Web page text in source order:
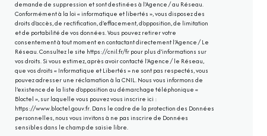
demande de suppression et sont destinées à l'Agence / au Réseau.
Conformément à la loi « informatique et libertés », vous disposez des
droits d’accès, de rectification, d’effacement, d’opposition, de limitation
et de portabilité de vos données. Vous pouvez retirer votre
consentement à tout moment en contactant directement l’Agence / Le
Réseau. Consultez le site https://cnil.fr/frpour plus d’informations sur
vos droits. Si vous estimez, après avoir contacté l'Agence / le Réseau,
que vos droits « Informatique et Libertés » ne sont pas respectés, vous
pouvez adresser une réclamation à la CNIL. Nous vous informons de
l’existence de la liste d'opposition au démarchage téléphonique «
Bloctel », sur laquelle vous pouvez vous inscrire ici :
https://www.bloctel.gouv.fr. Dans le cadre de la protection des Données
personnelles, nous vous invitons à ne pas inscrire de Données
sensibles dans le champ de saisie libre.